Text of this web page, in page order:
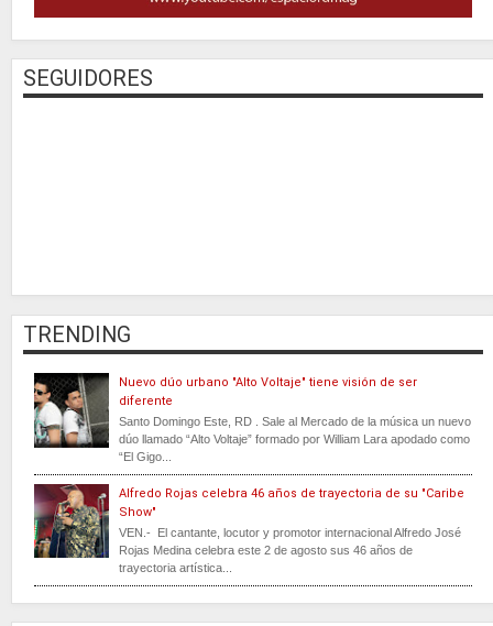
SEGUIDORES
TRENDING
Nuevo dúo urbano "Alto Voltaje" tiene visión de ser
diferente
Santo Domingo Este, RD . Sale al Mercado de la música un nuevo
dúo llamado “Alto Voltaje” formado por William Lara apodado como
“El Gigo...
Alfredo Rojas celebra 46 años de trayectoria de su "Caribe
Show"
VEN.- El cantante, locutor y promotor internacional Alfredo José
Rojas Medina celebra este 2 de agosto sus 46 años de
trayectoria artística...